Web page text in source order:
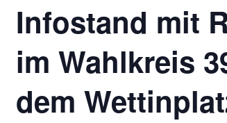
Infostand mit
im Wahlkreis
dem